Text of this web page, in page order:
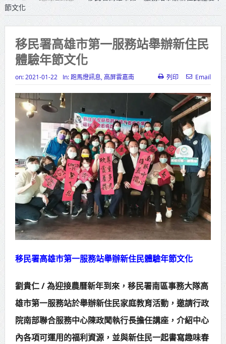
北市鮮奶週報再升級！8月31日補助
擴大至國中生
雙北合作里程碑！萬大線動態測試
侯友宜蔣萬安攜手視察
北形象館亮相
打鐵厝北側產業園區產業設施公共
動土創造千個就業機會
高雄「三民運動中心」市長陳其
邁、運動部長李洋各界貴賓共同揭幕
高雄東照山關帝廟全國國中小學書
法比賽 圓滿落幕
賴清德總統主持將官晉任 期勉精進
不對稱戰力
蔣萬安再拋出「倒閣說」 喊推陳其
邁組閣
賴總統肯定「金唐獎」得獎者及入
圍者 允諾完善支持體系
節文化
移民署高雄市第一服務站舉辦新住民
體驗年節文化
on: 2021-01-22 In: 跑馬燈訊息 高屏雲嘉南 列印 Email
移民署高雄市第一服務站舉辦新住民體驗年節文化
劉貴仁 / 為迎接農曆新年到來，移民署南區事務大隊高
雄市第一服務站於舉辦新住民家庭教育活動，邀請行政
院南部聯合服務中心陳政聞執行長擔任講座，介紹中心
內各項可運用的福利資源，並與新住民一起書寫趣味春